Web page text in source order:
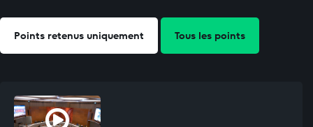
Points retenus uniquement Tous les points